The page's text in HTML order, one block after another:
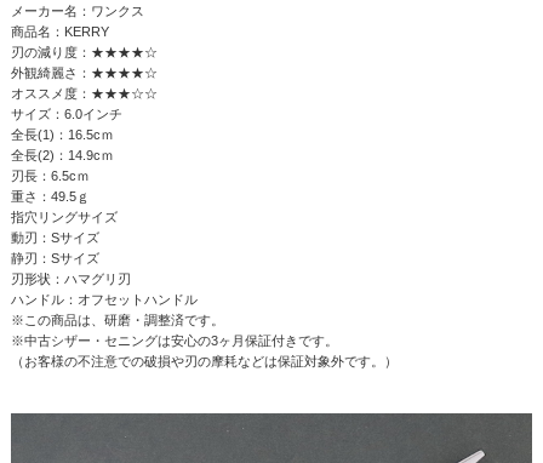
メーカー名：ワンクス
商品名：KERRY
刃の減り度：★★★★☆
外観綺麗さ：★★★★☆
オススメ度：★★★☆☆
サイズ：6.0インチ
全長(1)：16.5cｍ
全長(2)：14.9cｍ
刃長：6.5cｍ
重さ：49.5ｇ
指穴リングサイズ
動刃：Sサイズ
静刃：Sサイズ
刃形状：ハマグリ刃
ハンドル：オフセットハンドル
※この商品は、研磨・調整済です。
※中古シザー・セニングは安心の3ヶ月保証付きです。
（お客様の不注意での破損や刃の摩耗などは保証対象外です。）